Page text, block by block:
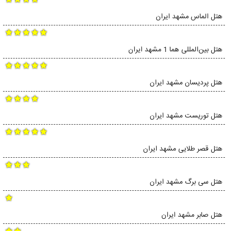
هتل الماس مشهد ایران
هتل بین‌المللی هما 1 مشهد ایران
هتل پردیسان مشهد ایران
هتل توریست مشهد ایران
هتل قصر طلایی مشهد ایران
هتل سی برگ مشهد ایران
هتل صابر مشهد ایران